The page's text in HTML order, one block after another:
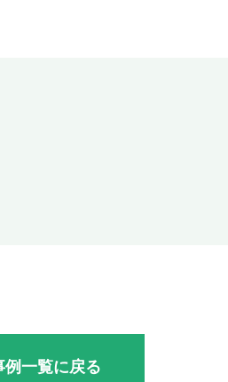
例一覧に戻る